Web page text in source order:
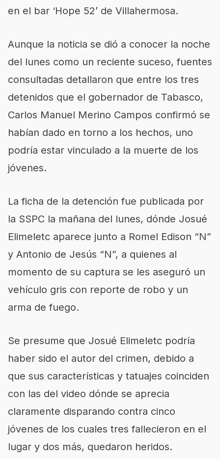
en el bar ‘Hope 52’ de Villahermosa.
Aunque la noticia se dió a conocer la noche
del lunes como un reciente suceso, fuentes
consultadas detallaron que entre los tres
detenidos que el gobernador de Tabasco,
Carlos Manuel Merino Campos confirmó se
habían dado en torno a los hechos, uno
podría estar vinculado a la muerte de los
jóvenes.
La ficha de la detención fue publicada por
la SSPC la mañana del lunes, dónde Josué
Elimeletc aparece junto a Romel Edison “N”
y Antonio de Jesús “N”, a quienes al
momento de su captura se les aseguró un
vehículo gris con reporte de robo y un
arma de fuego.
Se presume que Josué Elimeletc podría
haber sido el autor del crimen, debido a
que sus características y tatuajes coinciden
con las del video dónde se aprecia
claramente disparando contra cinco
jóvenes de los cuales tres fallecieron en el
lugar y dos más, quedaron heridos.